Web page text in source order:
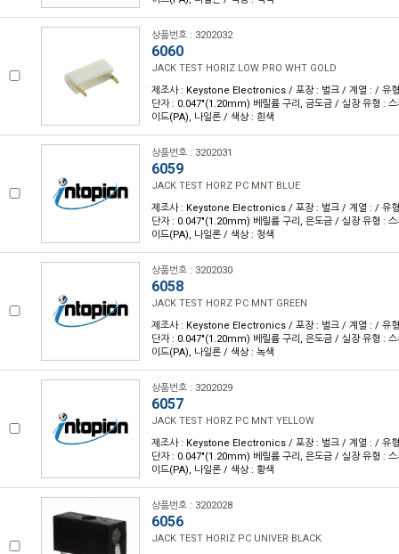
상품번호 : 3202032
6060
JACK TEST HORIZ LOW PRO WHT GOLD
제조사 : Keystone Electronics / 포장 : 벌크 / 계열 : / 유
단자 : 0.047"(1.20mm) 베릴륨 구리, 금도금 / 실장 유형 :
이드(PA), 나일론 / 색상 : 흰색
상품번호 : 3202031
6059
JACK TEST HORZ PC MNT BLUE
제조사 : Keystone Electronics / 포장 : 벌크 / 계열 : / 유
단자 : 0.047"(1.20mm) 베릴륨 구리, 은도금 / 실장 유형 :
이드(PA), 나일론 / 색상 : 청색
상품번호 : 3202030
6058
JACK TEST HORZ PC MNT GREEN
제조사 : Keystone Electronics / 포장 : 벌크 / 계열 : / 유
단자 : 0.047"(1.20mm) 베릴륨 구리, 은도금 / 실장 유형 :
이드(PA), 나일론 / 색상 : 녹색
상품번호 : 3202029
6057
JACK TEST HORZ PC MNT YELLOW
제조사 : Keystone Electronics / 포장 : 벌크 / 계열 : / 유
단자 : 0.047"(1.20mm) 베릴륨 구리, 은도금 / 실장 유형 :
이드(PA), 나일론 / 색상 : 황색
상품번호 : 3202028
6056
JACK TEST HORIZ PC UNIVER BLACK